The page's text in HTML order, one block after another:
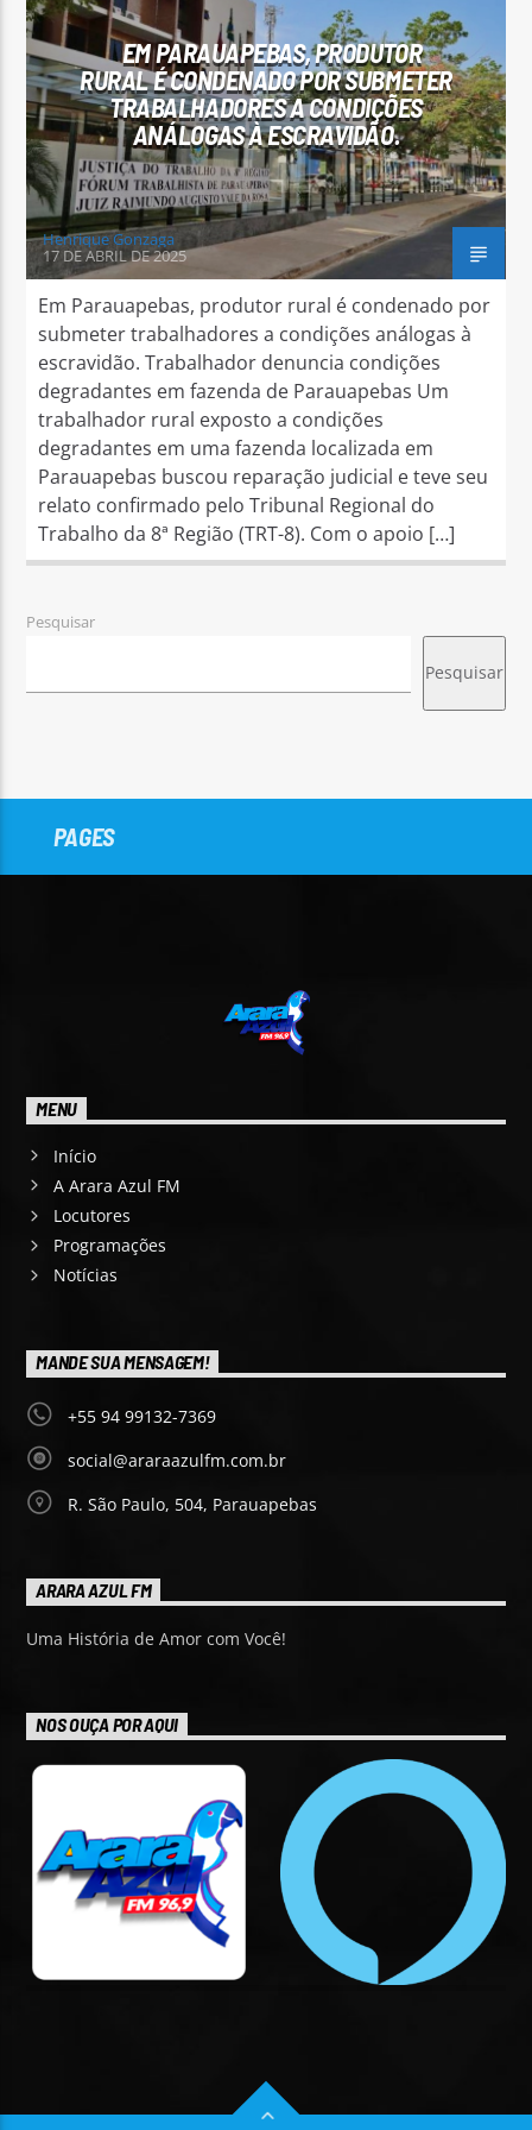
Arara Azul FM
EM PARAUAPEBAS, PRODUTOR
RURAL É CONDENADO POR SUBMETER
TRABALHADORES A CONDIÇÕES
ANÁLOGAS À ESCRAVIDÃO.
Henrique Gonzaga
17 DE ABRIL DE 2025
Em Parauapebas, produtor rural é condenado por
submeter trabalhadores a condições análogas à
escravidão. Trabalhador denuncia condições
degradantes em fazenda de Parauapebas Um
trabalhador rural exposto a condições
degradantes em uma fazenda localizada em
Parauapebas buscou reparação judicial e teve seu
relato confirmado pelo Tribunal Regional do
Trabalho da 8ª Região (TRT-8). Com o apoio […]
Pesquisar
Pesquisar
PAGES
MENU
Início
A Arara Azul FM
Locutores
Programações
Notícias
MANDE SUA MENSAGEM!
+55 94 99132-7369
social@araraazulfm.com.br
R. São Paulo, 504, Parauapebas
ARARA AZUL FM
Uma História de Amor com Você!
NOS OUÇA POR AQUI